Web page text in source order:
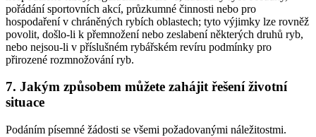
pořádání sportovních akcí, průzkumné činnosti nebo pro
hospodaření v chráněných rybích oblastech; tyto výjimky lze rovněž
povolit, došlo-li k přemnožení nebo zeslabení některých druhů ryb,
nebo nejsou-li v příslušném rybářském revíru podmínky pro
přirozené rozmnožování ryb.
7. Jakým způsobem můžete zahájit řešení životní
situace
Podáním písemné žádosti se všemi požadovanými náležitostmi.